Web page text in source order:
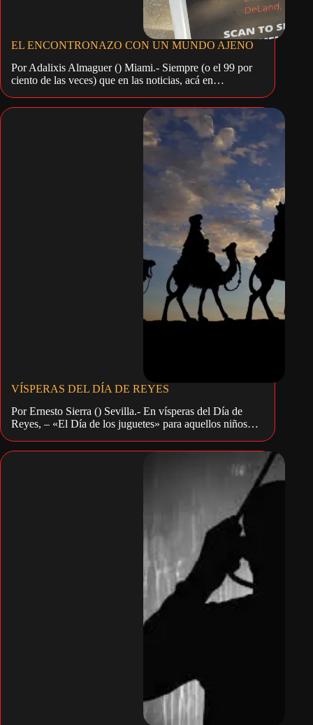
EL ENCONTRONAZO CON UN MUNDO AJENO
Por Adalixis Almaguer () Miami.- Siempre (o el 99 por
ciento de las veces) que en las noticias, acá en…
VÍSPERAS DEL DÍA DE REYES
Por Ernesto Sierra () Sevilla.- En vísperas del Día de
Reyes, – «El Día de los juguetes» para aquellos niños…